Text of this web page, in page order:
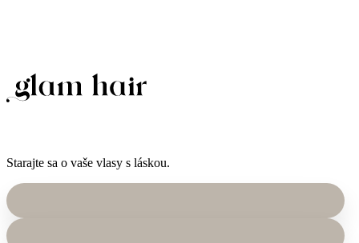
Starajte sa o vaše vlasy s láskou.